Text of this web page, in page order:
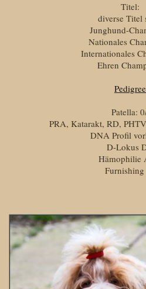
Titel:
diverse Titel
Junghund-
Nationales
Internationales
Ehren
Patella:
PRA, Katarakt, RD,
DNA Profil
D-Lokus
Hämophilie
Furnishing